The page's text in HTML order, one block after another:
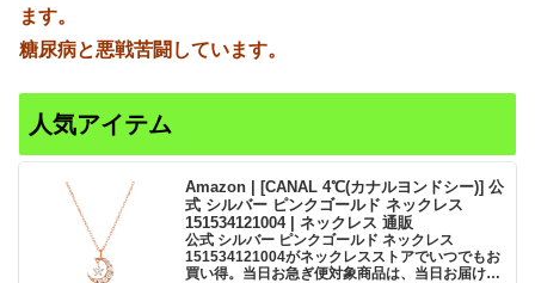
ます。
糖尿病と悪戦苦闘しています。
人気アイテム
Amazon | [CANAL 4℃(カナルヨンドシー)] 公
式 シルバー ピンクゴールド ネックレス
151534121004 | ネックレス 通販
公式 シルバー ピンクゴールド ネックレス
151534121004がネックレスストアでいつでもお
買い得。当日お急ぎ便対象商品は、当日お届け可